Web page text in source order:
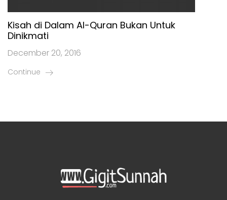
Kisah di Dalam Al-Quran Bukan Untuk
Dinikmati
December 20, 2016
Continue